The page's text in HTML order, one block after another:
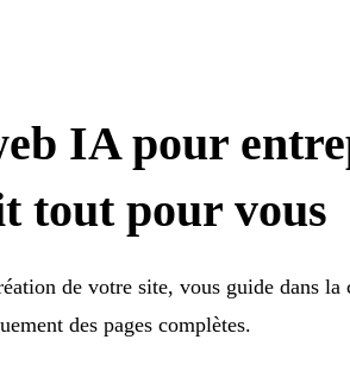
IA pour
tout pour vous
de votre site, vous guide dans la
des pages complètes.